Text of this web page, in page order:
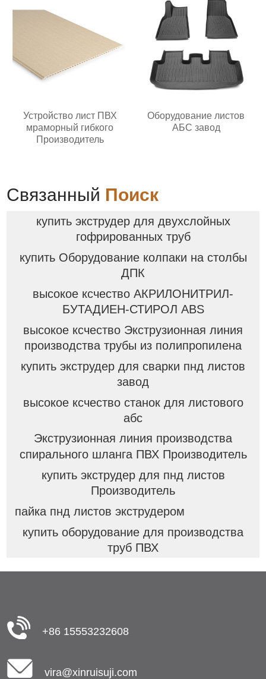
Устройство лист ПВХ
мраморный гибкого
Производитель
Оборудование листов
АБС завод
Связанный Поиск
купить экструдер для двухслойных
гофрированных труб
купить Оборудование колпаки на столбы
ДПК
высокое ксчество АКРИЛОНИТРИЛ-
БУТАДИЕН-СТИРОЛ ABS
высокое ксчество Экструзионная линия
производства трубы из полипропилена
купить экструдер для сварки пнд листов
завод
высокое ксчество станок для листового
абс
Экструзионная линия производства
спирального шланга ПВХ Производитель
купить экструдер для пнд листов
Производитель
пайка пнд листов экструдером
купить оборудование для производства
труб ПВХ
+86 15553232608
vira@xinruisuji.com